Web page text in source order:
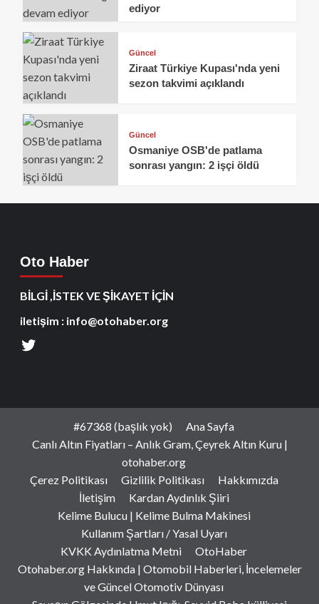
ediyor
Güncel
Ziraat Türkiye Kupası'nda yeni
sezon takvimi açıklandı
Güncel
Osmaniye OSB'de patlama
sonrası yangın: 2 işçi öldü
Oto Haber
BİLGİ ,İSTEK VE ŞİKAYET İÇİN
iletişim : info@otohaber.org
#67368 (başlık yok)
Ana Sayfa
Canlı Altın Fiyatları – Anlık Gram, Çeyrek Altın Kuru |
otohaber.org
Çerez Politikası
Gizlilik Politikası
Hakkımızda
İletişim
Kardan Aydınlık Şiiri
Kelime Bulucu | Kelime Bulma Makinesi
Kullanım Şartları / Yasal Uyarı
KVKK Aydınlatma Metni
OtoHaber
Otohaber.org Hakkında | Otomobil Haberleri, İncelemeler
ve Güncel Otomotiv Dünyası